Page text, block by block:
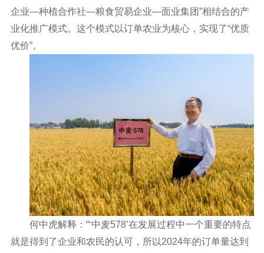
企业—种植合作社—粮食贸易企业—面业集团”相结合的产
业化推广模式。这个模式以订单农业为核心，实现了“优质
优价”。
何中虎解释：“‘中麦578’在发展过程中一个重要的特点
就是得到了企业和农民的认可，所以2024年的订单量达到